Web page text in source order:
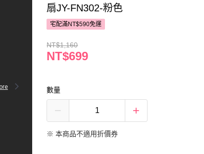
扇JY-FN302-粉色
宅配滿NT$590免運
NT$1,160
NT$699
數量
※ 本商品不適用折價券